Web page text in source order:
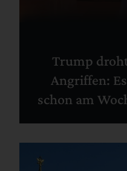
Trump
Angriffen:
schon am